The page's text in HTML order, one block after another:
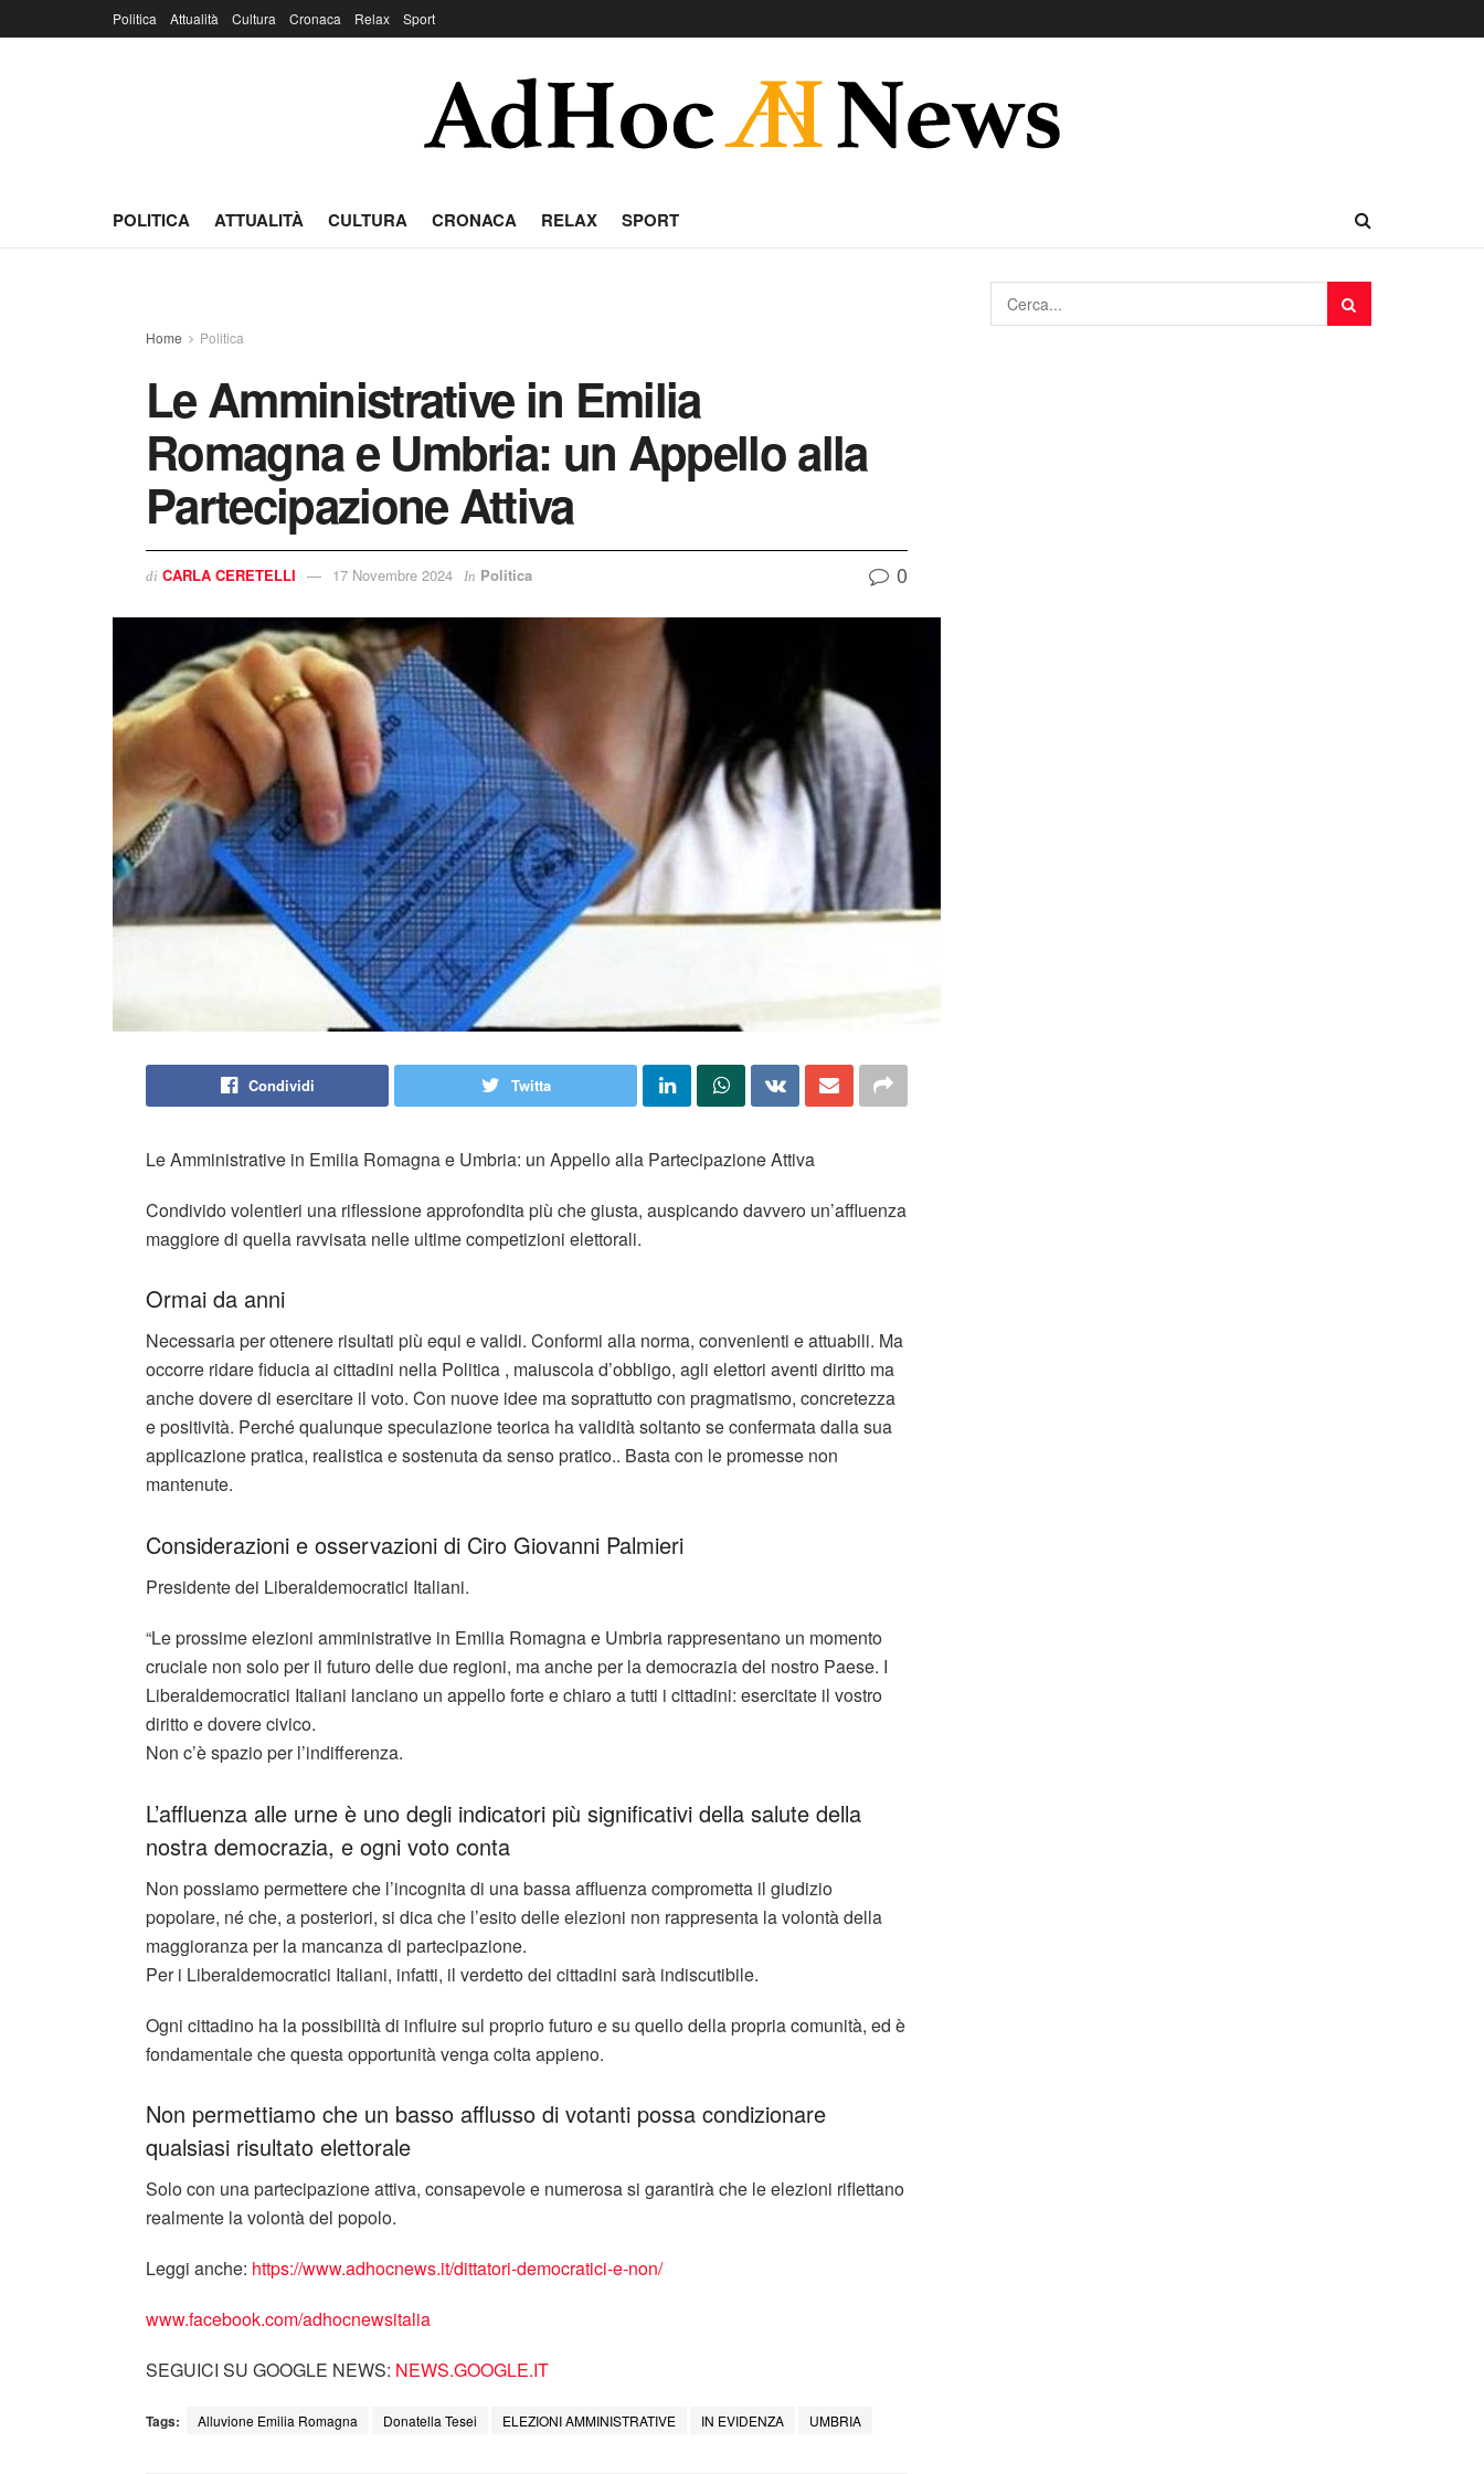
Politica Attualità Cultura Cronaca Relax Sport
POLITICA ATTUALITÀ CULTURA CRONACA RELAX SPORT
Home Politica
Le Amministrative in Emilia
Romagna e Umbria: un Appello alla
Partecipazione Attiva
di CARLA CERETELLI 17 Novembre 2024 In Politica 0
Condividi Twitta
Le Amministrative in Emilia Romagna e Umbria: un Appello alla Partecipazione Attiva
Condivido volentieri una riflessione approfondita più che giusta, auspicando davvero un’affluenza
maggiore di quella ravvisata nelle ultime competizioni elettorali.
Ormai da anni
Necessaria per ottenere risultati più equi e validi. Conformi alla norma, convenienti e attuabili. Ma
occorre ridare fiducia ai cittadini nella Politica , maiuscola d’obbligo, agli elettori aventi diritto ma
anche dovere di esercitare il voto. Con nuove idee ma soprattutto con pragmatismo, concretezza
e positività. Perché qualunque speculazione teorica ha validità soltanto se confermata dalla sua
applicazione pratica, realistica e sostenuta da senso pratico.. Basta con le promesse non
mantenute.
Considerazioni e osservazioni di Ciro Giovanni Palmieri
Presidente dei Liberaldemocratici Italiani.
“Le prossime elezioni amministrative in Emilia Romagna e Umbria rappresentano un momento
cruciale non solo per il futuro delle due regioni, ma anche per la democrazia del nostro Paese. I
Liberaldemocratici Italiani lanciano un appello forte e chiaro a tutti i cittadini: esercitate il vostro
diritto e dovere civico.
Non c’è spazio per l’indifferenza.
L’affluenza alle urne è uno degli indicatori più significativi della salute della
nostra democrazia, e ogni voto conta
Non possiamo permettere che l’incognita di una bassa affluenza comprometta il giudizio
popolare, né che, a posteriori, si dica che l’esito delle elezioni non rappresenta la volontà della
maggioranza per la mancanza di partecipazione.
Per i Liberaldemocratici Italiani, infatti, il verdetto dei cittadini sarà indiscutibile.
Ogni cittadino ha la possibilità di influire sul proprio futuro e su quello della propria comunità, ed è
fondamentale che questa opportunità venga colta appieno.
Non permettiamo che un basso afflusso di votanti possa condizionare
qualsiasi risultato elettorale
Solo con una partecipazione attiva, consapevole e numerosa si garantirà che le elezioni riflettano
realmente la volontà del popolo.
Leggi anche: https://www.adhocnews.it/dittatori-democratici-e-non/
www.facebook.com/adhocnewsitalia
SEGUICI SU GOOGLE NEWS: NEWS.GOOGLE.IT
Tags: Alluvione Emilia Romagna Donatella Tesei ELEZIONI AMMINISTRATIVE IN EVIDENZA UMBRIA